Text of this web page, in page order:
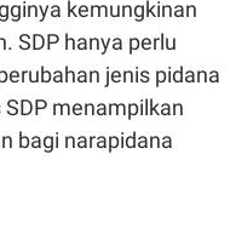
kemungkinan
SDP hanya perlu
jenis pidana
menampilkan
bagi narapidana